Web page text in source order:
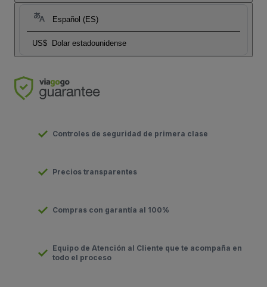
Español (ES)
US$ Dolar estadounidense
Controles de seguridad de primera clase
Precios transparentes
Compras con garantía al 100%
Equipo de Atención al Cliente que te acompaña en
todo el proceso